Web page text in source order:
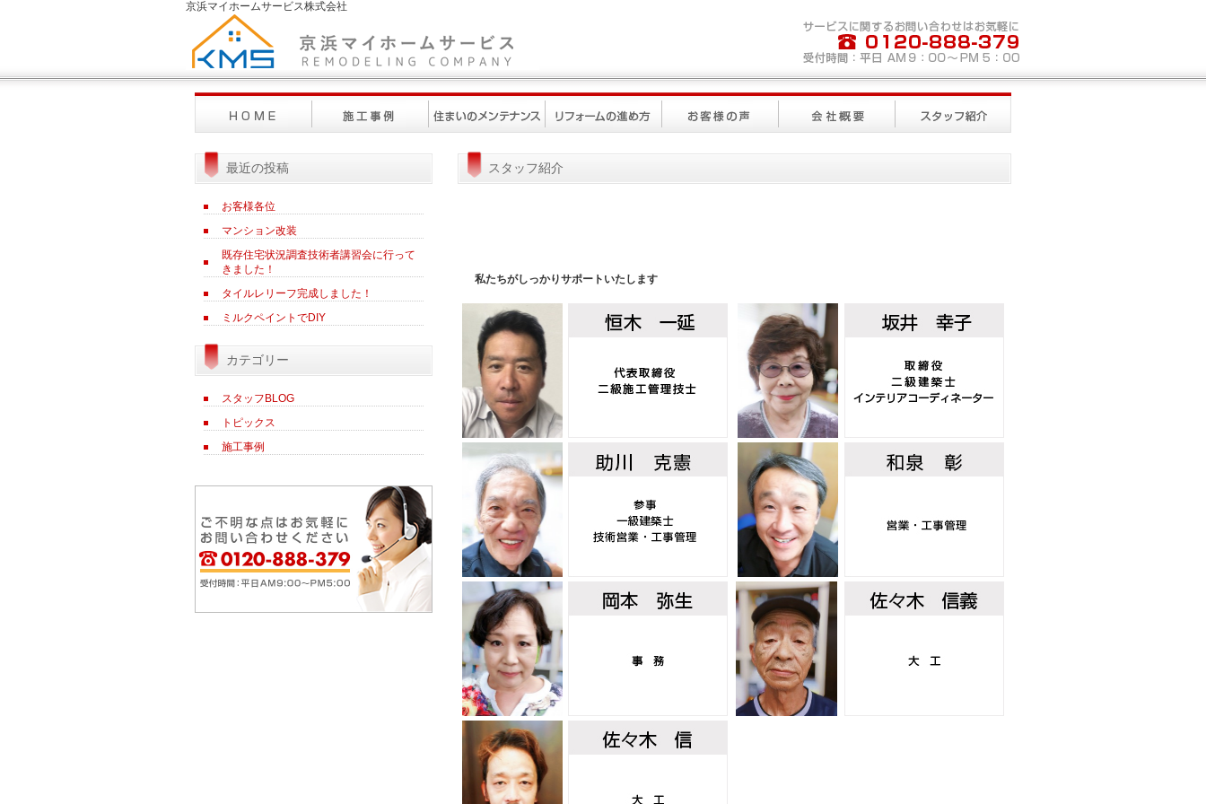
京浜マイホームサービス株式会社
スタッフ紹介
私たちがしっかりサポートいたします
最近の投稿
お客様各位
マンション改装
既存住宅状況調査技術者講習会に行って
きました！
タイルレリーフ完成しました！
ミルクペイントでDIY
カテゴリー
スタッフBLOG
トピックス
施工事例